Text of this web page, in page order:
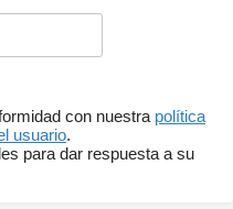
con nuestra política
usuario.
para dar respuesta a su